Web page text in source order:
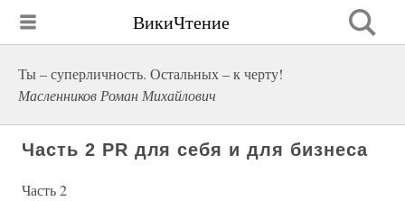
ВикиЧтение
Ты – суперличность. Остальных – к черту!
Масленников Роман Михайлович
Часть 2 PR для себя и для бизнеса
Часть 2